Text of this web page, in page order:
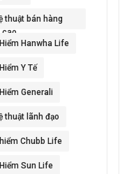
thuật bán hàng
cao
Hanwha Life
Y Tế
Generali
thuật lãnh đạo
hiểm Chubb Life
Sun Life